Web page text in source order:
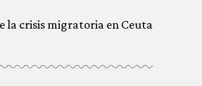
la crisis migratoria en Ceuta